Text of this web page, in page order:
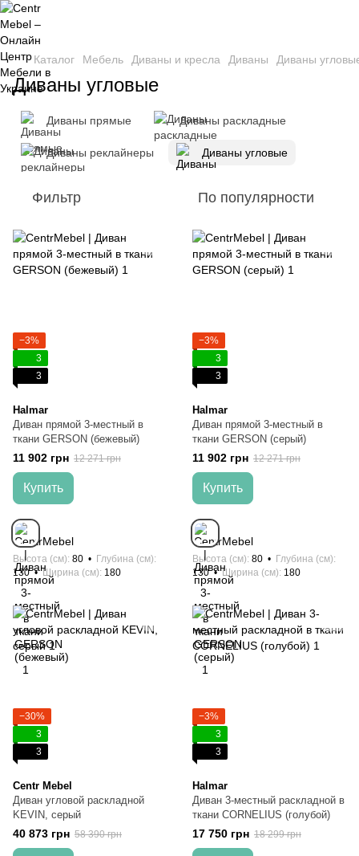
Каталог Мебель Диваны и кресла Диваны Диваны
Диваны угловые
Диваны прямые Диваны раскладные
Диваны реклайнеры Диваны угловые
Фильтр По популярности
−3%
3
3
Halmar
Диван прямой 3-местный в
ткани GERSON (бежевый)
11 902 грн 12 271 грн
Купить
Высота (см) 80
Глубина (см)
130
Ширина (см) 180
−3%
3
3
Halmar
Диван прямой 3-местный в
ткани GERSON (серый)
11 902 грн 12 271 грн
Купить
Высота (см) 80
Глубина (см)
130
Ширина (см) 180
−30%
3
3
Centr Mebel
Диван угловой раскладной
KEVIN, серый
40 873 грн 58 390 грн
−3%
3
3
Halmar
Диван 3-местный раскладной в
ткани CORNELIUS (голубой)
17 750 грн 18 299 грн